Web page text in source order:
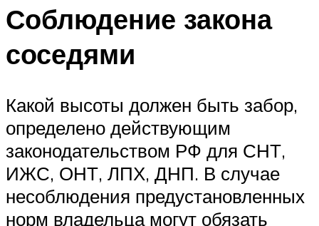
Соблюдение закона
соседями
Какой высоты должен быть забор,
определено действующим
законодательством РФ для СНТ,
ИЖС, ОНТ, ЛПХ, ДНП. В случае
несоблюдения предустановленных
норм владельца могут обязать